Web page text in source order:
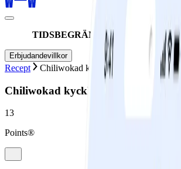
TIDSBEGRÄNSAT ERBJUDANDE:
Erbjudandevillkor
Recept Chiliwokad kyckling
Chiliwokad kyckling
13
Points®